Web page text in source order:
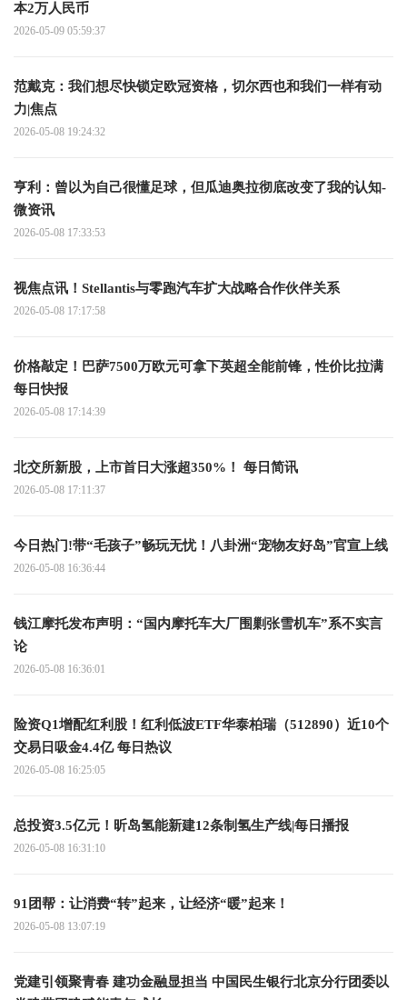
本2万人民币
2026-05-09 05:59:37
范戴克：我们想尽快锁定欧冠资格，切尔西也和我们一样有动
力|焦点
2026-05-08 19:24:32
亨利：曾以为自己很懂足球，但瓜迪奥拉彻底改变了我的认知-
微资讯
2026-05-08 17:33:53
视焦点讯！Stellantis与零跑汽车扩大战略合作伙伴关系
2026-05-08 17:17:58
价格敲定！巴萨7500万欧元可拿下英超全能前锋，性价比拉满
每日快报
2026-05-08 17:14:39
北交所新股，上市首日大涨超350%！ 每日简讯
2026-05-08 17:11:37
今日热门!带“毛孩子”畅玩无忧！八卦洲“宠物友好岛”官宣上线
2026-05-08 16:36:44
钱江摩托发布声明：“国内摩托车大厂围剿张雪机车”系不实言
论
2026-05-08 16:36:01
险资Q1增配红利股！红利低波ETF华泰柏瑞（512890）近10个
交易日吸金4.4亿 每日热议
2026-05-08 16:25:05
总投资3.5亿元！昕岛氢能新建12条制氢生产线|每日播报
2026-05-08 16:31:10
91团帮：让消费“转”起来，让经济“暖”起来！
2026-05-08 13:07:19
党建引领聚青春 建功金融显担当 中国民生银行北京分行团委以